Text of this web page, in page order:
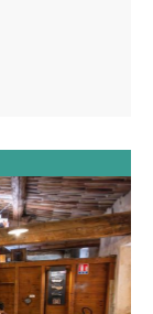
et découverte